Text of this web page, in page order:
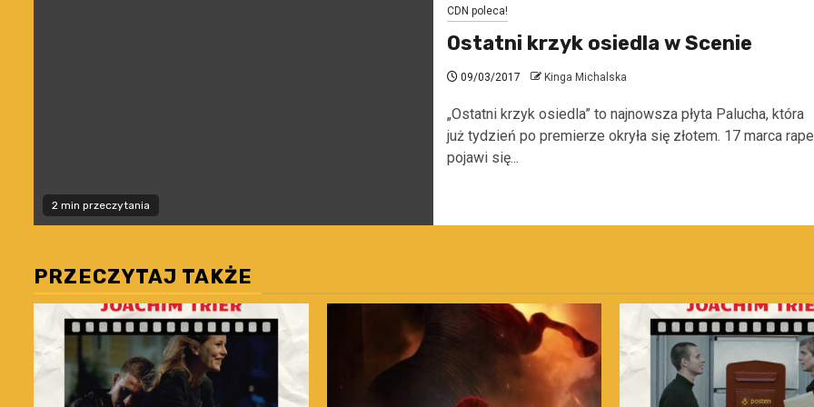
2 min przeczytania
CDN poleca!
Ostatni krzyk osiedla w Scenie
09/03/2017 Kinga Michalska
„Ostatni krzyk osiedla” to najnowsza płyta Palucha, która
już tydzień po premierze okryła się złotem. 17 marca
pojawi się...
PRZECZYTAJ TAKŻE